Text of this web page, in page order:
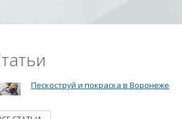
Пескоструй и покраска в Воронеже